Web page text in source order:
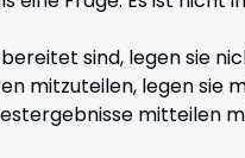
sind, legen sie
mitzuteilen, legen sie
mitteilen